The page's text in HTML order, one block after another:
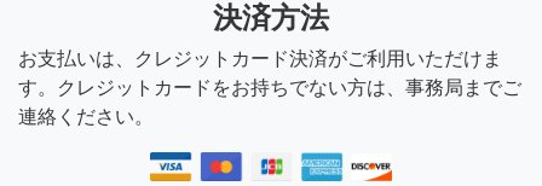
決済方法
お支払いは、クレジットカード決済がご利用いただけま
す。クレジットカードをお持ちでない方は、事務局までご
連絡ください。